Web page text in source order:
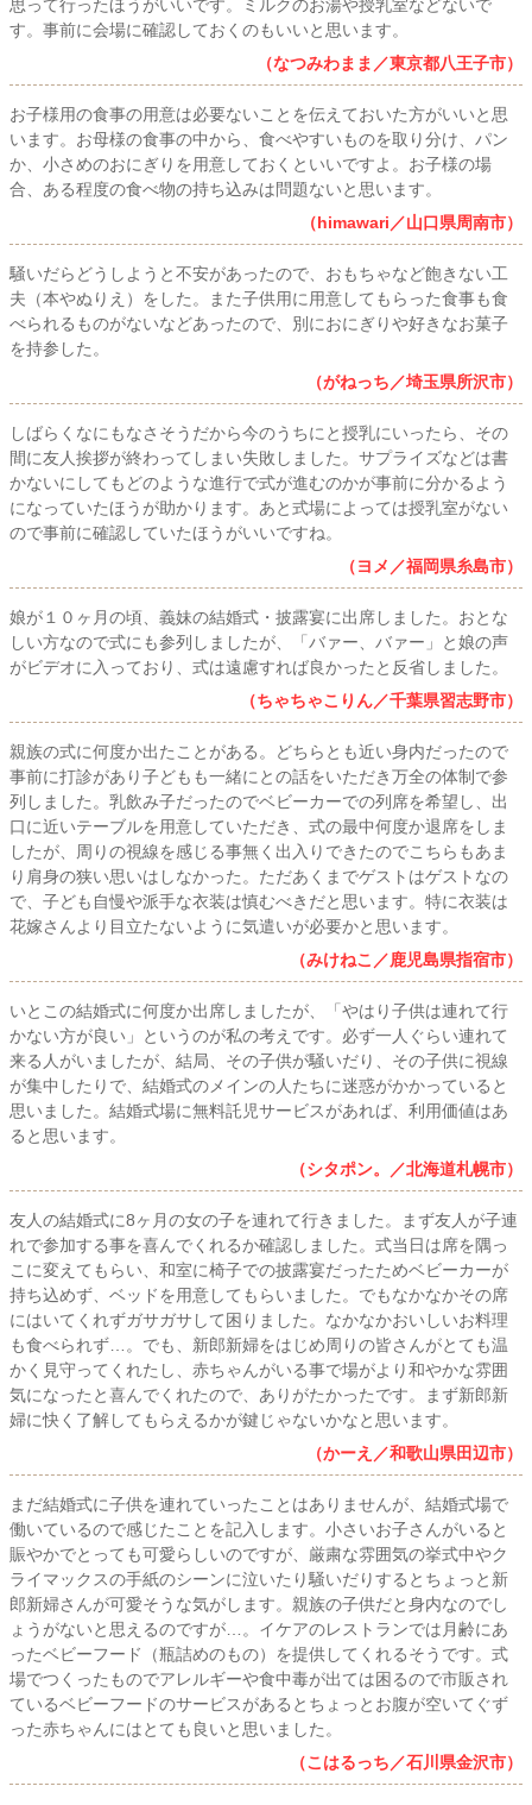
思って行ったほうがいいです。ミルクのお湯や授乳室などないで
す。事前に会場に確認しておくのもいいと思います。
（なつみわまま／東京都八王子市）
お子様用の食事の用意は必要ないことを伝えておいた方がいいと思
います。お母様の食事の中から、食べやすいものを取り分け、パン
か、小さめのおにぎりを用意しておくといいですよ。お子様の場
合、ある程度の食べ物の持ち込みは問題ないと思います。
（himawari／山口県周南市）
騒いだらどうしようと不安があったので、おもちゃなど飽きない工
夫（本やぬりえ）をした。また子供用に用意してもらった食事も食
べられるものがないなどあったので、別におにぎりや好きなお菓子
を持参した。
（がねっち／埼玉県所沢市）
しばらくなにもなさそうだから今のうちにと授乳にいったら、その
間に友人挨拶が終わってしまい失敗しました。サプライズなどは書
かないにしてもどのような進行で式が進むのかが事前に分かるよう
になっていたほうが助かります。あと式場によっては授乳室がない
ので事前に確認していたほうがいいですね。
（ヨメ／福岡県糸島市）
娘が１０ヶ月の頃、義妹の結婚式・披露宴に出席しました。おとな
しい方なので式にも参列しましたが、「バァー、バァー」と娘の声
がビデオに入っており、式は遠慮すれば良かったと反省しました。
（ちゃちゃこりん／千葉県習志野市）
親族の式に何度か出たことがある。どちらとも近い身内だったので
事前に打診があり子どもも一緒にとの話をいただき万全の体制で参
列しました。乳飲み子だったのでベビーカーでの列席を希望し、出
口に近いテーブルを用意していただき、式の最中何度か退席をしま
したが、周りの視線を感じる事無く出入りできたのでこちらもあま
り肩身の狭い思いはしなかった。ただあくまでゲストはゲストなの
で、子ども自慢や派手な衣装は慎むべきだと思います。特に衣装は
花嫁さんより目立たないように気遣いが必要かと思います。
（みけねこ／鹿児島県指宿市）
いとこの結婚式に何度か出席しましたが、「やはり子供は連れて行
かない方が良い」というのが私の考えです。必ず一人ぐらい連れて
来る人がいましたが、結局、その子供が騒いだり、その子供に視線
が集中したりで、結婚式のメインの人たちに迷惑がかかっていると
思いました。結婚式場に無料託児サービスがあれば、利用価値はあ
ると思います。
（シタポン。／北海道札幌市）
友人の結婚式に8ヶ月の女の子を連れて行きました。まず友人が子連
れで参加する事を喜んでくれるか確認しました。式当日は席を隅っ
こに変えてもらい、和室に椅子での披露宴だったためベビーカーが
持ち込めず、ベッドを用意してもらいました。でもなかなかその席
にはいてくれずガサガサして困りました。なかなかおいしいお料理
も食べられず…。でも、新郎新婦をはじめ周りの皆さんがとても温
かく見守ってくれたし、赤ちゃんがいる事で場がより和やかな雰囲
気になったと喜んでくれたので、ありがたかったです。まず新郎新
婦に快く了解してもらえるかが鍵じゃないかなと思います。
（かーえ／和歌山県田辺市）
まだ結婚式に子供を連れていったことはありませんが、結婚式場で
働いているので感じたことを記入します。小さいお子さんがいると
賑やかでとっても可愛らしいのですが、厳粛な雰囲気の挙式中やク
ライマックスの手紙のシーンに泣いたり騒いだりするとちょっと新
郎新婦さんが可愛そうな気がします。親族の子供だと身内なのでし
ょうがないと思えるのですが…。イケアのレストランでは月齢にあ
ったベビーフード（瓶詰めのもの）を提供してくれるそうです。式
場でつくったものでアレルギーや食中毒が出ては困るので市販され
ているベビーフードのサービスがあるとちょっとお腹が空いてぐず
った赤ちゃんにはとても良いと思いました。
（こはるっち／石川県金沢市）